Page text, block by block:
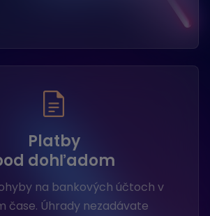
Platby
dohľadom
na bankových účtoch v
čase. Úhrady nezadávate